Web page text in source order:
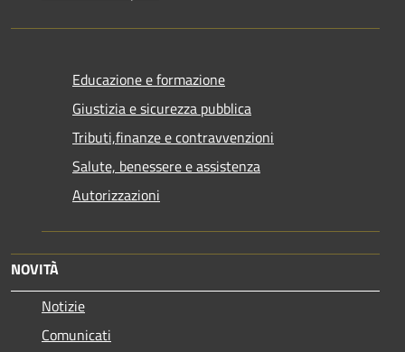
Educazione e formazione
Giustizia e sicurezza pubblica
Tributi,finanze e contravvenzioni
Salute, benessere e assistenza
Autorizzazioni
NOVITÀ
Notizie
Comunicati